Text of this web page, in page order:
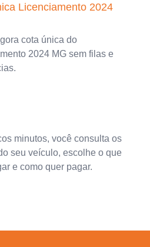
Licenciamento 2024
cota única do
2024 MG sem filas e
minutos, você consulta os
seu veículo, escolhe o que
e como quer pagar.